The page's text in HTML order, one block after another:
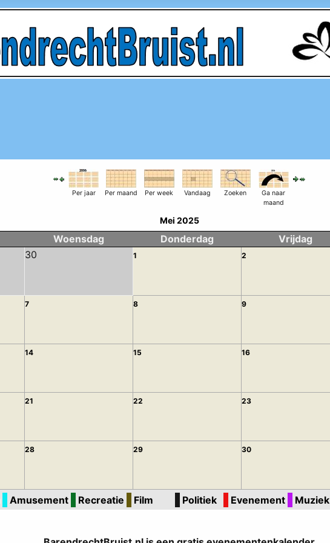
Per jaar Per maand Per week Vandaag Zoeken
Ga naar
maand
Mei 2025
Woensdag Donderdag Vrijdag
30 1 2
7 8 9
14 15 16
21 22 23
28 29 30
Amusement Recreatie Film Politiek Evenement Muziek